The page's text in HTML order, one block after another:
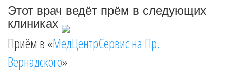
Этот врач ведёт прём в следующих
клиниках
Приём в «МедЦентрСервис на Пр.
Вернадского»